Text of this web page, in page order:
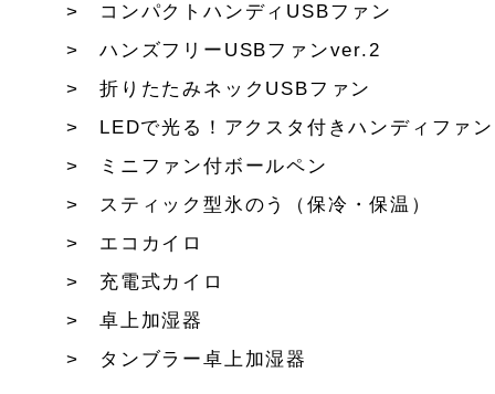
コンパクトハンディUSBファン
ハンズフリーUSBファンver.2
折りたたみネックUSBファン
LEDで光る！アクスタ付きハンディファン
ミニファン付ボールペン
スティック型氷のう（保冷・保温）
エコカイロ
充電式カイロ
卓上加湿器
タンブラー卓上加湿器